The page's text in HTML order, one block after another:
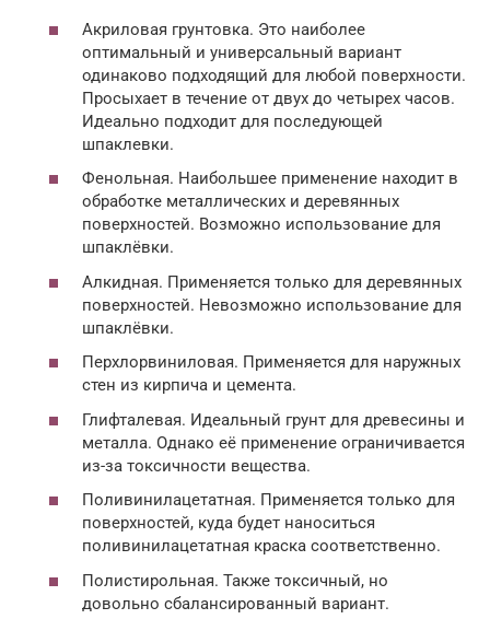
Акриловая грунтовка. Это наиболее
оптимальный и универсальный вариант
одинаково подходящий для любой поверхности.
Просыхает в течение от двух до четырех часов.
Идеально подходит для последующей
шпаклевки.
Фенольная. Наибольшее применение находит в
обработке металлических и деревянных
поверхностей. Возможно использование для
шпаклёвки.
Алкидная. Применяется только для деревянных
поверхностей. Невозможно использование для
шпаклёвки.
Перхлорвиниловая. Применяется для наружных
стен из кирпича и цемента.
Глифталевая. Идеальный грунт для древесины и
металла. Однако её применение ограничивается
из-за токсичности вещества.
Поливинилацетатная. Применяется только для
поверхностей, куда будет наноситься
поливинилацетатная краска соответственно.
Полистирольная. Также токсичный, но
довольно сбалансированный вариант.